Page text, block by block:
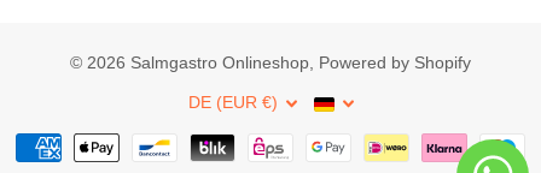
© 2026 Salmgastro Onlineshop, Powered by Shopify
DE (EUR €)